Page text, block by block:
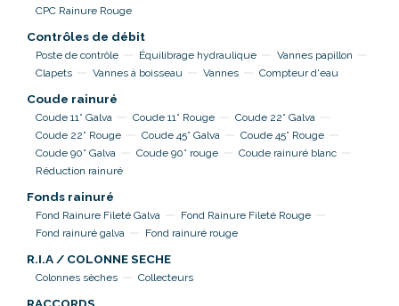
CPC Rainure Rouge
Contrôles de débit
Poste de contrôle Équilibrage hydraulique
Vannes papillon
Clapets
Vannes à boisseau Vannes Compteur d'eau
Coude rainuré
Coude 11° Galva Coude 11° Rouge
Coude 22° Galva
Coude 22° Rouge
Coude 45° Galva
Coude 45° Rouge
Coude 90° Galva
Coude 90° rouge
Coude rainuré blanc
Réduction rainuré
Fonds rainuré
Fond Rainure Fileté Galva
Fond Rainure Fileté Rouge
Fond rainuré galva
Fond rainuré rouge
R.I.A / COLONNE SECHE
Colonnes sèches Collecteurs
RACCORDS